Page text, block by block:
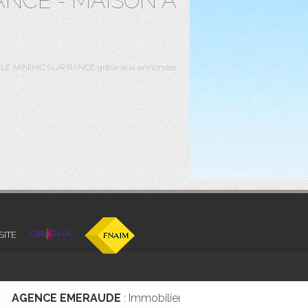
MINIHIC SUR RANCE grâce aux annonces
EMERAUDE: Immobilier LE MINIHIC SUR RANCE |